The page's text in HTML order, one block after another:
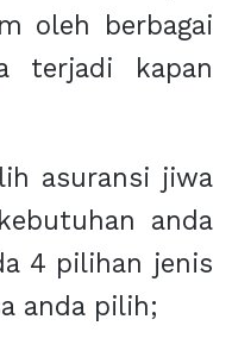
oleh berbagai
terjadi kapan
asuransi jiwa
anda
4 pilihan jenis
anda pilih;